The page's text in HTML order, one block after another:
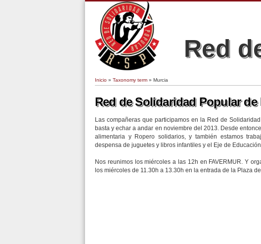
Red
Se encuentra usted aquí
Inicio » Taxonomy term » Murcia
Red de Solidaridad Popular de
Las compañeras que participamos en la Red de
basta y echar a andar en noviembre del 2013. Desde
alimentaria y Ropero solidarios, y también estamos
despensa de juguetes y libros infantiles y el Eje de
Nos reunimos los miércoles a las 12h en FAVERMUR. Y
los miércoles de 11.30h a 13.30h en la entrada de la Plaza